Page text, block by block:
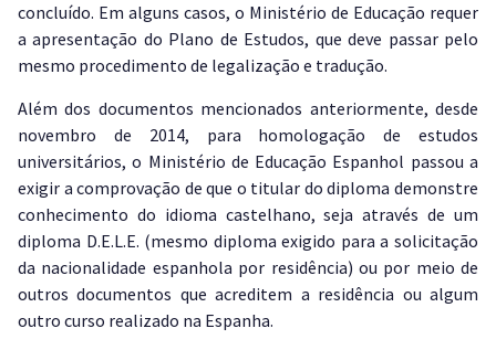
concluído. Em alguns casos, o Ministério de Educação requer
a apresentação do Plano de Estudos, que deve passar pelo
mesmo procedimento de legalização e tradução.
Além dos documentos mencionados anteriormente, desde
novembro de 2014, para homologação de estudos
universitários, o Ministério de Educação Espanhol passou a
exigir a comprovação de que o titular do diploma demonstre
conhecimento do idioma castelhano, seja através de um
diploma D.E.L.E. (mesmo diploma exigido para a solicitação
da nacionalidade espanhola por residência) ou por meio de
outros documentos que acreditem a residência ou algum
outro curso realizado na Espanha.